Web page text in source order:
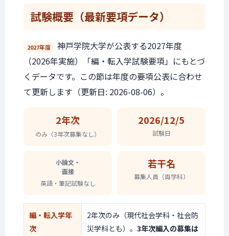
試験概要 （最新要項データ）
2027年度
神戸学院大学が公表する2027年度
（2026年実施）「編・転入学試験要項」にもとづ
くデータです。この節は年度の要項公表に合わせ
て更新します（更新日: 2026-08-06）。
2年次
のみ （3年次募集なし）
2026/12/5
試験日
小論文・
面接
英語・ 筆記試験なし
若干名
募集人員（両学科）
編・転入学年
次
2年次のみ（現代社会学科・社会防
災学科とも）。 3年次編入の募集は